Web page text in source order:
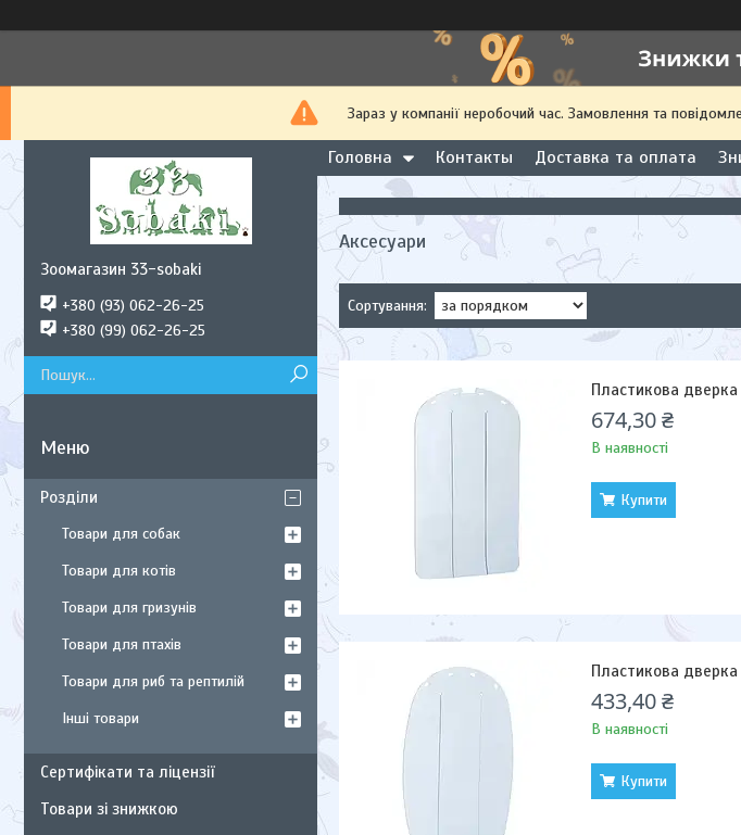
Зараз у компанії неробочий час. Замовлення та
Головна Контакты Доставка та оплата
Аксесуари
Пластикова дверка
674,30 ₴
В наявності
Купити
Пластикова дверка
433,40 ₴
В наявності
Купити
Зоомагазин 33-sobaki
+380 (93) 062-26-25
+380 (99) 062-26-25
Розділи
Товари для собак
Товари для котів
Товари для гризунів
Товари для птахів
Товари для риб та рептилій
Інші товари
Сертифікати та ліцензії
Товари зі знижкою